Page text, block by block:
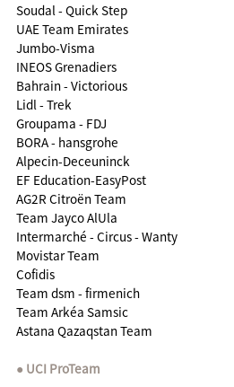
Soudal - Quick Step
UAE Team Emirates
Jumbo-Visma
INEOS Grenadiers
Bahrain - Victorious
Lidl - Trek
Groupama - FDJ
BORA - hansgrohe
Alpecin-Deceuninck
EF Education-EasyPost
AG2R Citroën Team
Team Jayco AlUla
Intermarché - Circus - Wanty
Movistar Team
Cofidis
Team dsm - firmenich
Team Arkéa Samsic
Astana Qazaqstan Team
UCI ProTeam